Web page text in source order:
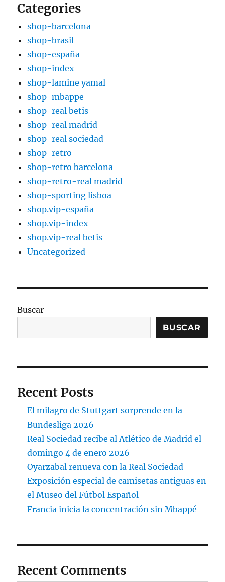
Categories
shop-barcelona
shop-brasil
shop-españa
shop-index
shop-lamine yamal
shop-mbappe
shop-real betis
shop-real madrid
shop-real sociedad
shop-retro
shop-retro barcelona
shop-retro-real madrid
shop-sporting lisboa
shop.vip-españa
shop.vip-index
shop.vip-real betis
Uncategorized
Buscar
BUSCAR
Recent Posts
El milagro de Stuttgart sorprende en la
Bundesliga 2026
Real Sociedad recibe al Atlético de Madrid el
domingo 4 de enero 2026
Oyarzabal renueva con la Real Sociedad
Exposición especial de camisetas antiguas en
el Museo del Fútbol Español
Francia inicia la concentración sin Mbappé
Recent Comments